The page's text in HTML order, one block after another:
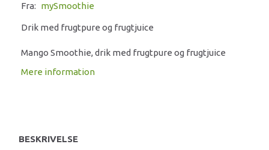
Fra: mySmoothie
Drik med frugtpure og frugtjuice
Mango Smoothie, drik med frugtpure og frugtjuice
Mere information
BESKRIVELSE